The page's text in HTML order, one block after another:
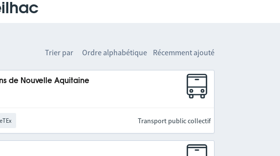
Trier par Ordre alphabétique Récemment ajouté
de Nouvelle Aquitaine
Transport public collectif